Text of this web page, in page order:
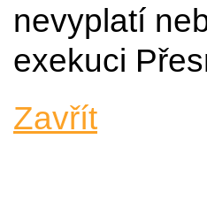
nevyplatí
exekuci
Zavřít